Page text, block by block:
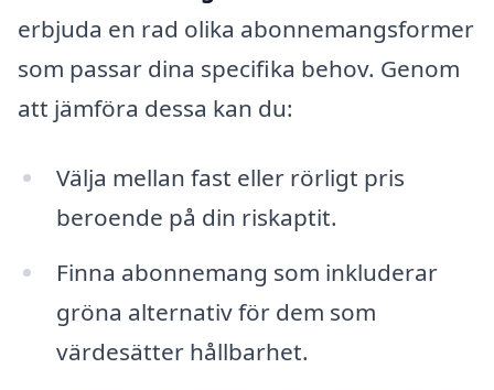
erbjuda en rad olika abonnemangsformer
som passar dina specifika behov. Genom
att jämföra dessa kan du:
Välja mellan fast eller rörligt pris
beroende på din riskaptit.
Finna abonnemang som inkluderar
gröna alternativ för dem som
värdesätter hållbarhet.